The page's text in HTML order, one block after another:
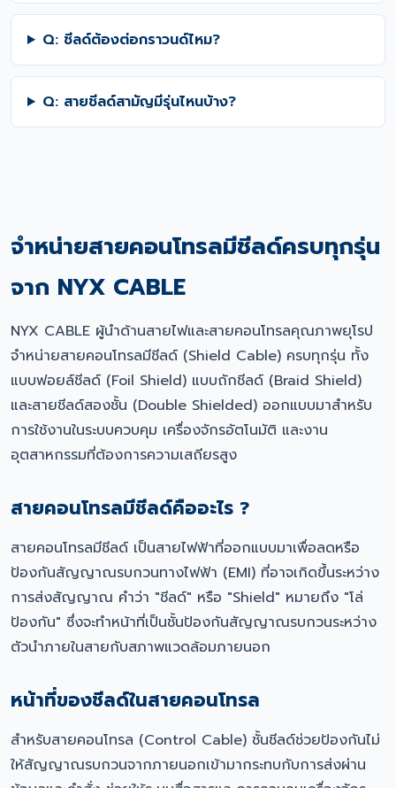
Q: ชีลด์ต้องต่อกราวนด์ไหม?
Q: สายชีลด์สามัญมีรุ่นไหนบ้าง?
จำหน่ายสายคอนโทรลมีชีลด์ครบทุกรุ่น
จาก NYX CABLE
NYX CABLE ผู้นำด้านสายไฟและสายคอนโทรลคุณภาพยุโรป
จำหน่ายสายคอนโทรลมีชีลด์ (Shield Cable) ครบทุกรุ่น ทั้ง
แบบฟอยล์ชีลด์ (Foil Shield) แบบถักชีลด์ (Braid Shield)
และสายชีลด์สองชั้น (Double Shielded) ออกแบบมาสำหรับ
การใช้งานในระบบควบคุม เครื่องจักรอัตโนมัติ และงาน
อุตสาหกรรมที่ต้องการความเสถียรสูง
สายคอนโทรลมีชีลด์คืออะไร ?
สายคอนโทรลมีชีลด์ เป็นสายไฟฟ้าที่ออกแบบมาเพื่อลดหรือ
ป้องกันสัญญาณรบกวนทางไฟฟ้า (EMI) ที่อาจเกิดขึ้นระหว่าง
การส่งสัญญาณ คำว่า "ชีลด์" หรือ "Shield" หมายถึง "โล่
ป้องกัน" ซึ่งจะทำหน้าที่เป็นชั้นป้องกันสัญญาณรบกวนระหว่าง
ตัวนำภายในสายกับสภาพแวดล้อมภายนอก
หน้าที่ของชีลด์ในสายคอนโทรล
สำหรับสายคอนโทรล (Control Cable) ชั้นชีลด์ช่วยป้องกันไม่
ให้สัญญาณรบกวนจากภายนอกเข้ามากระทบกับการส่งผ่าน